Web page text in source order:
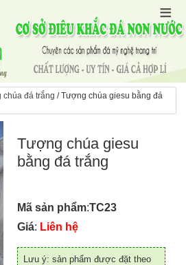
chúa đá trắng / Tượng chúa giesu bằng đá
Tượng chúa giesu
bằng đá trắng
Mã sản phẩm:TC23
Giá: Liên hệ
Lưu ý: sản phẩm được đặt theo